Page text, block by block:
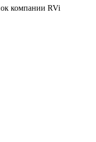
компании RVi